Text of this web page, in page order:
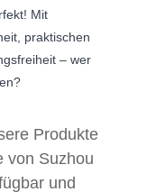
Mit
praktischen
– wer
Produkte
von Suzhou
und